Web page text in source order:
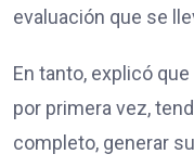
evaluación que se
En tanto, explicó
por primera vez,
completo, generar